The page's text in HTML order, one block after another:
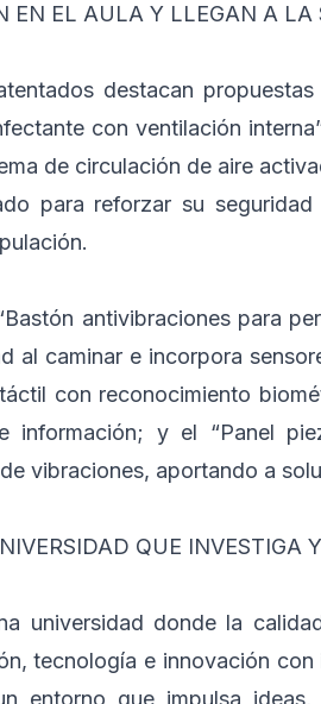
EN EL AULA Y LLEGAN A LA
destacan
con ventilación
de circulación de aire
para reforzar su
antivibraciones para
al caminar e incorpora
con reconocimiento
información; y el “Panel
vibraciones, aportando a
QUE INVESTIGA
universidad donde la
tecnología e innovación
entorno que impulsa